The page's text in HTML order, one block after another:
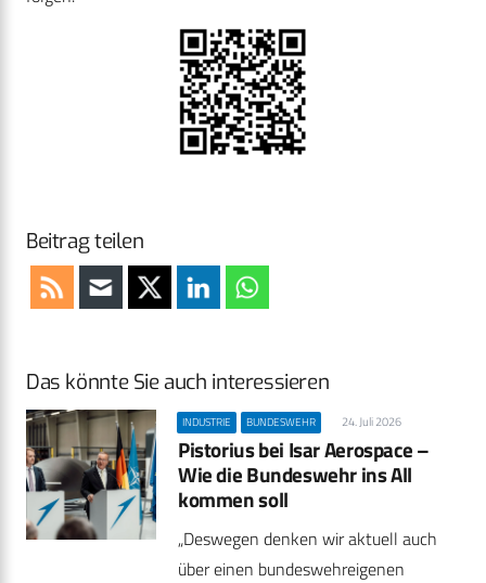
Beitrag teilen
Das könnte Sie auch interessieren
INDUSTRIE BUNDESWEHR 24. Juli 2026
Pistorius bei Isar Aerospace –
Wie die Bundeswehr ins All
kommen soll
„Deswegen denken wir aktuell auch
über einen bundeswehreigenen